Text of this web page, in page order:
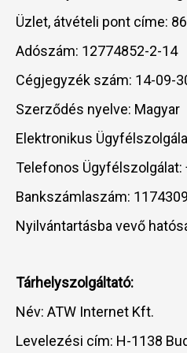
Üzlet, átvételi pont címe:
Adószám: 12774852-2-14
Cégjegyzék szám: 14-09-
Szerződés nyelve: Magyar
Elektronikus
Telefonos Ügyfélszolgálat:
Bankszámlaszám:
Nyilvántartásba vevő
Tárhelyszolgáltató:
Név: ATW Internet Kft.
Levelezési cím: H-1138